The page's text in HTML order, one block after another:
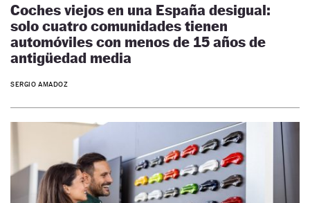
Coches viejos en una España desigual:
solo cuatro comunidades tienen
automóviles con menos de 15 años de
antigüedad media
SERGIO AMADOZ